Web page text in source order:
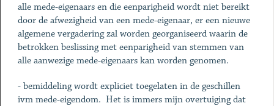
alle mede-eigenaars en die eenparigheid wordt niet bereikt
door de afwezigheid van een mede-eigenaar, er een nieuwe
algemene vergadering zal worden georganiseerd waarin de
betrokken beslissing met eenparigheid van stemmen van
alle aanwezige mede-eigenaars kan worden genomen.
- bemiddeling wordt expliciet toegelaten in de geschillen
ivm mede-eigendom. Het is immers mijn overtuiging dat